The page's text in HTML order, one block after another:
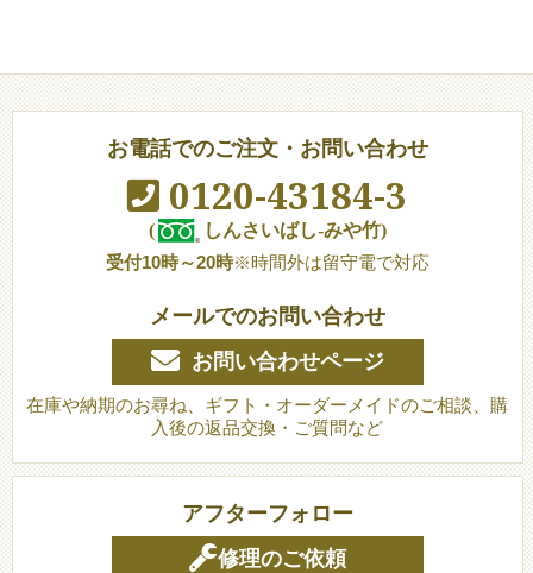
お電話でのご注文・お問い合わせ
0120-43184-3
(
しんさいばし-みや竹)
受付10時～20時※時間外は留守電で対応
メールでのお問い合わせ
お問い合わせページ
在庫や納期のお尋ね、ギフト・オーダーメイドのご相談、購
入後の返品交換・ご質問など
アフターフォロー
修理のご依頼